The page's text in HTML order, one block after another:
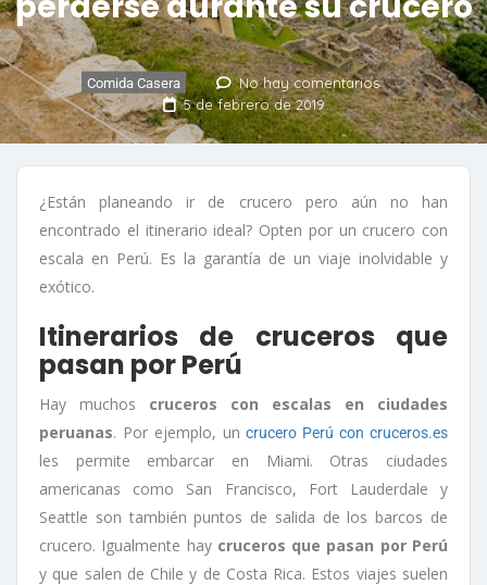
Comida Casera
No hay comentarios
5 de febrero de 2019
¿Están planeando ir de crucero pero aún no han
encontrado el itinerario ideal? Opten por un crucero con
escala en Perú. Es la garantía de un viaje inolvidable y
exótico.
Itinerarios de cruceros que
pasan por Perú
Hay muchos cruceros con escalas en ciudades
peruanas. Por ejemplo, uncrucero Perú con cruceros.es
les permite embarcar en Miami. Otras ciudades
americanas como San Francisco, Fort Lauderdale y
Seattle son también puntos de salida de los barcos de
crucero. Igualmente hay cruceros que pasan por Perú
y que salen de Chile y de Costa Rica. Estos viajes suelen